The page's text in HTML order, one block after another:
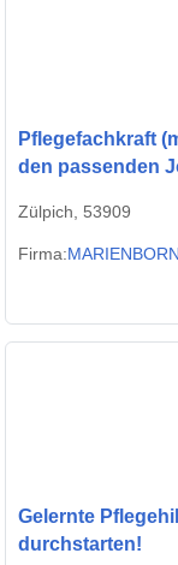
Pflegefachkraft
den passenden
Zülpich, 53909
Firma:
Gelernte
durchstarten!